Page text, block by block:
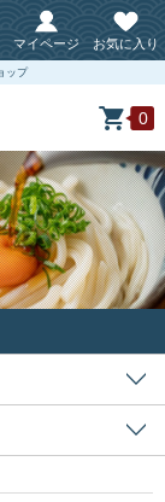
マイページ お気に入り
ップ
0